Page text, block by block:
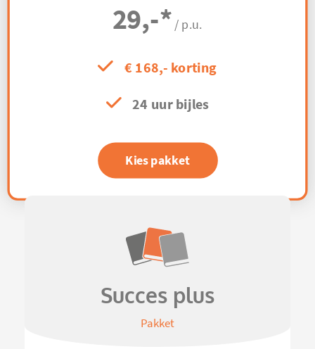
29,-* / p.u.
€ 168,- korting
24 uur bijles
Kies pakket
Succes plus
Pakket